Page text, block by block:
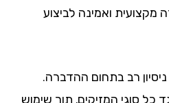
ואמינה לביצוע
רב בתחום ההדברה.
סוגי המזיקים, תוך שימוש